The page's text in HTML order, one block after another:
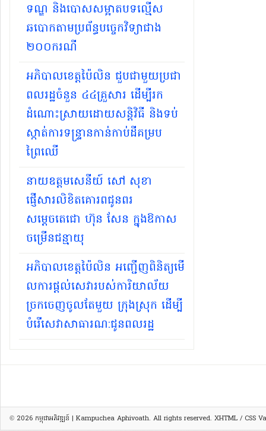
ទណ្ឌ និងបោសសម្អាតបទល្មើស
ឆបោកតាមប្រព័ន្ធបច្ចេកវិទ្យាជាង
២០០ករណី
អភិបាលខេត្តប៉ៃលិន ជួបជាមួយប្រជា
ពលរដ្ឋចំនួន ៤៤គ្រួសារ ដើម្បីរក
ដំណោះស្រាយដោយសន្តិវិធី និងទប់
ស្កាត់ការទន្ទ្រានកាន់កាប់ដីគម្រប
ព្រៃឈើ
នាយឧត្តមសេនីយ៍ សៅ សុខា
ផ្ញើសារលិខិតគោរពជូនពរ
សម្ដេចតេជោ ហ៊ុន សែន ក្នុងឱកាស
ចម្រើនជន្មាយុ
អភិបាល​ខេត្តប៉ៃ​លិន អញ្ជើញពិនិត្យមើ​
លការផ្តល់សេវារបស់​ការិយា​ល័យ
ច្រក​ចេញចូលតែមួយ ក្រុង​ស្រុក ដើម្បី
បំរើសេ​វាសាធា​រណ:ជូនព​លរដ្ឋ
© 2026 កម្ពុជាអភិវឌ្ឍន៍ | Kampuchea Aphivoath. All rights reserved. XHTML / CSS